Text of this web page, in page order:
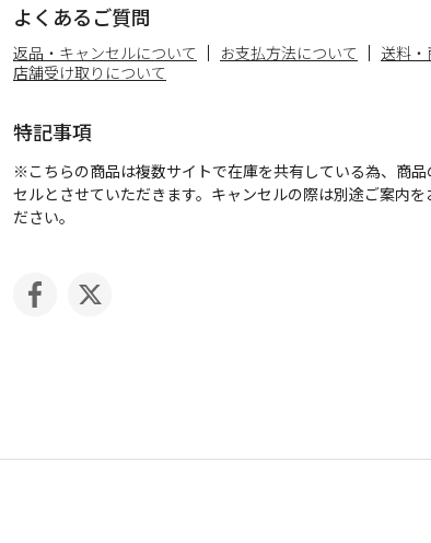
よくあるご質問
返品・キャンセルについて お支払方法について
送料
店舗受け取りについて
特記事項
※こちらの商品は複数サイトで在庫を共有している為、商
セルとさせていただきます。キャンセルの際は別途ご案内
ださい。